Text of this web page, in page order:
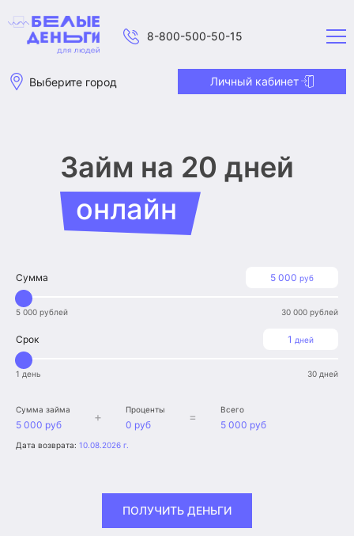
8-800-500-50-15
Выберите город Личный кабинет
Займ на 20 дней
онлайн
5 000 руб
Сумма
5 000 рублей 30 000 рублей
1 дней
Срок
1 день 30 дней
Сумма займа
5 000 руб
+ Проценты
0 руб
= Всего
5 000 руб
Дата возврата: 10.08.2026 г.
ПОЛУЧИТЬ ДЕНЬГИ